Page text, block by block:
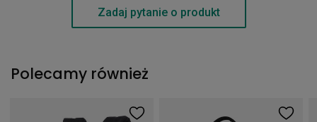
Zadaj pytanie o produkt
Polecamy również